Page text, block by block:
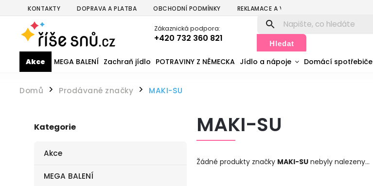
KONTAKTY DOPRAVA A PLATBA OBCHODNÍ PODMÍNKY REKLAMACE A VRÁCENÍ
Zákaznická podpora:
+420 732 360 821 Hledat
Akce MEGA BALENÍ Zachraň jídlo POTRAVINY Z NĚMECKA Jídlo a nápoje Domácí spotřebiče
Domů / Prodávané značky / MAKI-SU
Kategorie
Akce
MEGA BALENÍ
MAKI-SU
Žádné produkty značky MAKI-SU nebyly nalezeny...